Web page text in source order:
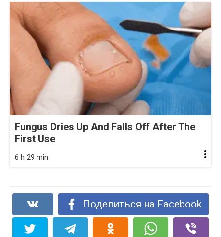
Fungus Dries Up And Falls Off After The
First Use
6 h 29 min
Поделиться на Facebook